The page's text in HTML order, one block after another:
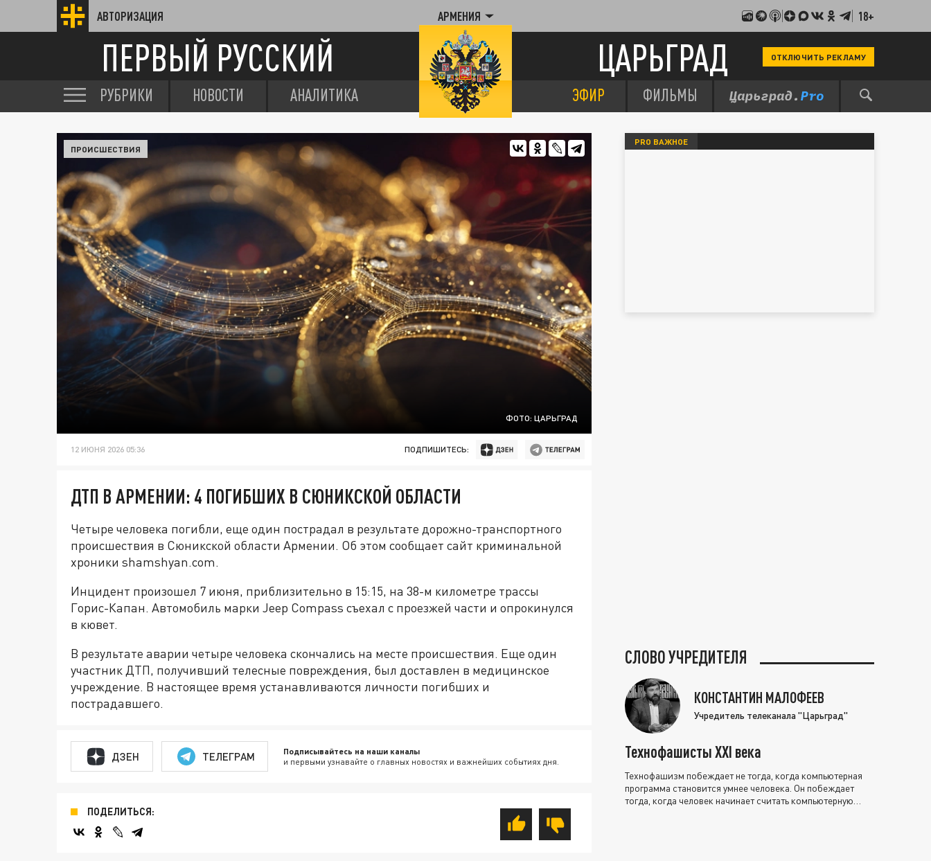
АВТОРИЗАЦИЯ АРМЕНИЯ 18+
ПЕРВЫЙ РУССКИЙ ЦАРЬГРАД ОТКЛЮЧИТЬ РЕКЛАМУ
РУБРИКИ НОВОСТИ АНАЛИТИКА ЭФИР ФИЛЬМЫ
ФОТО: ЦАРЬГРАД
ПРОИСШЕСТВИЯ
12 ИЮНЯ 2026 05:36 ПОДПИШИТЕСЬ:
ДТП В АРМЕНИИ: 4 ПОГИБШИХ В СЮНИКСКОЙ ОБЛАСТИ
Четыре человека погибли, еще один пострадал в результате дорожно-транспортного
происшествия в Сюникской области Армении. Об этом сообщает сайт криминальной
хроники shamshyan.com.
Инцидент произошел 7 июня, приблизительно в 15:15, на 38-м километре трассы
Горис-Капан. Автомобиль марки Jeep Compass съехал с проезжей части и опрокинулся
в кювет.
В результате аварии четыре человека скончались на месте происшествия. Еще один
участник ДТП, получивший телесные повреждения, был доставлен в медицинское
учреждение. В настоящее время устанавливаются личности погибших и
пострадавшего.
ДЗЕН ТЕЛЕГРАМ Подписывайтесь на наши каналы
и первыми узнавайте о главных новостях и важнейших событиях дня.
ПОДЕЛИТЬСЯ:
PRO ВАЖНОЕ
СЛОВО УЧРЕДИТЕЛЯ
КОНСТАНТИН МАЛОФЕЕВ
Учредитель телеканала "Царьград"
Технофашисты XXI века
Технофашизм побеждает не тогда, когда компьютерная
программа становится умнее человека. Он побеждает
тогда, когда человек начинает считать компьютерную